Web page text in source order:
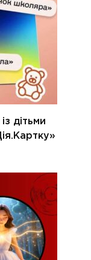
дітьми